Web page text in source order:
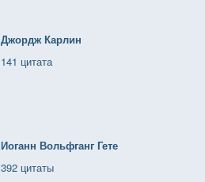
Джордж Карлин
141 цитата
Иоганн Вольфганг Гете
392 цитаты